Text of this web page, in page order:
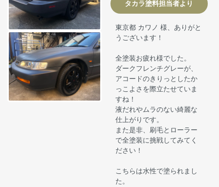
タカラ塗料担当者より
東京都 カワノ 様、ありがと
うございます！
全塗装お疲れ様でした。
ダークフレンチグレーが、
アコードのきりっとしたか
っこよさを際立たせていま
すね！
液だれやムラのない綺麗な
仕上がりです。
また是非、刷毛とローラー
で全塗装に挑戦してみてく
ださい！
こちらは水性で塗られまし
た。